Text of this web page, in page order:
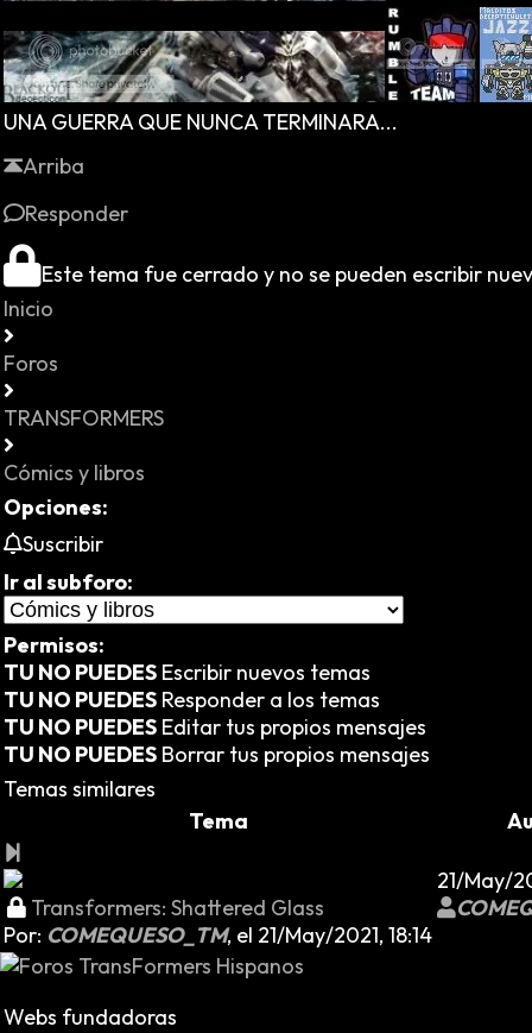
UNA GUERRA QUE NUNCA TERMINARA...
Arriba
Responder
Este tema fue cerrado y no se pueden escribir
Inicio
Foros
TRANSFORMERS
Cómics y libros
Opciones:
Suscribir
Ir al subforo:
Permisos:
TU NO PUEDES Escribir nuevos temas
TU NO PUEDES Responder a los temas
TU NO PUEDES Editar tus propios mensajes
TU NO PUEDES Borrar tus propios mensajes
Temas similares
Tema
Transformers: Shattered Glass
Por: COMEQUESO_TM, el 21/May/2021, 18:14
21/May/
Webs fundadoras